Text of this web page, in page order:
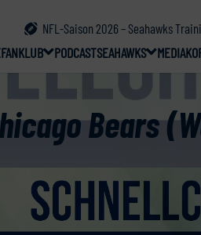
NFL-Saison 2026 – Seahawks
FANKLUB PODCASTSEAHAWKS MEDIA
Bears